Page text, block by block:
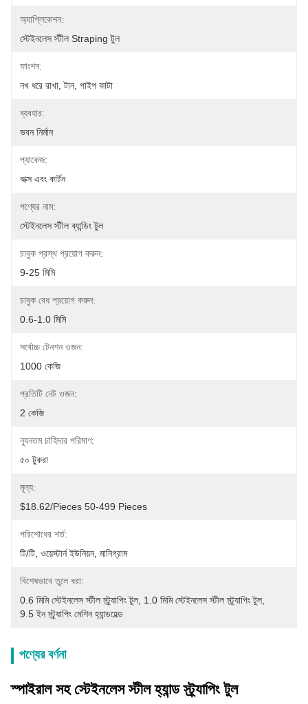
অ্যাপ্লিকেশন:
স্টেইনলেস স্টীল Straping টুল
ফাংশন:
নখ ধরে রাখা, টান, পাইপ কাটা
ব্যবহার:
ভবন নির্মান
প্যাকেজ:
বাক্স এবং কার্টন
পণ্যের নাম:
স্টেইনলেস স্টীল ব্যান্ডিং টুল
চাবুক প্রস্থ প্রয়োগ করুন:
9-25 মিমি
চাবুক বেধ প্রয়োগ করুন:
0.6-1.0 মিমি
সর্বোচ্চ টেনশন ওজন:
1000 কেজি
প্রতিটি নেট ওজন:
2 কেজি
ন্যূনতম চাহিদার পরিমাণ:
৫০ টুকরা
মূল্য:
$18.62/pieces 50-499 Pieces
পরিশোধের শর্ত:
টি/টি, ওয়েস্টার্ন ইউনিয়ন, মানিগ্রাম
বিশেষভাবে তুলে ধরা:
0.6 মিমি স্টেইনলেস স্টীল স্ট্র্যাপিং টুল 1.0 মিমি স্টেইনলেস স্টীল স্ট্র্যাপিং টুল
9.5 ইন স্ট্র্যাপিং মেশিন হ্যান্ডহেল্ড
পণ্যের বর্ণনা
স্পাইরাল সহ স্টেইনলেস স্টীল হ্যান্ড স্ট্র্যাপিং টুল